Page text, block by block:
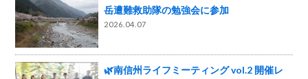
岳遭難救助隊の勉強会に参加
2026.04.07
🌿南信州ライフミーティング vol.2 開催レ